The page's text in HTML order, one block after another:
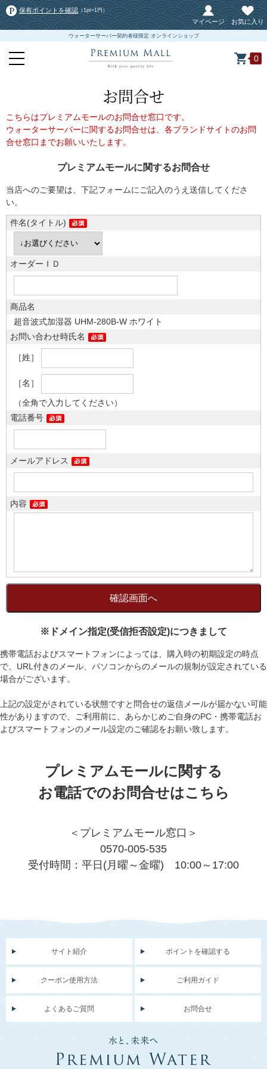
保有ポイントを確認 （1pt=1円）
マイページ お気に入り
ウォーターサーバー契約者様限定 オンラインショップ
0
お問合せ
こちらはプレミアムモールのお問合せ窓口です。
ウォーターサーバーに関するお問合せは、各ブランドサイトのお問
合せ窓口までお願いいたします。
プレミアムモールに関するお問合せ
当店へのご要望は、下記フォームにご記入のうえ送信してくださ
い。
件名(タイトル)
オーダーＩＤ
商品名
超音波式加湿器 UHM-280B-W ホワイト
お問い合わせ時氏名
［姓］
［名］
（全角で入力してください）
電話番号
メールアドレス
内容
※ドメイン指定(受信拒否設定)につきまして
携帯電話およびスマートフォンによっては、購入時の初期設定の時点
で、URL付きのメール、パソコンからのメールの規制が設定されている
場合がございます。
上記の設定がされている状態ですと問合せの返信メールが届かない可能
性がありますので、ご利用前に、あらかじめご自身のPC・携帯電話お
よびスマートフォンのメール設定のご確認をお願い致します。
プレミアムモールに関する
お電話でのお問合せはこちら
＜プレミアムモール窓口＞
0570-005-535
受付時間：平日(月曜～金曜) 10:00～17:00
サイト紹介 ポイントを確認する
クーポン使用方法 ご利用ガイド
よくあるご質問 お問合せ